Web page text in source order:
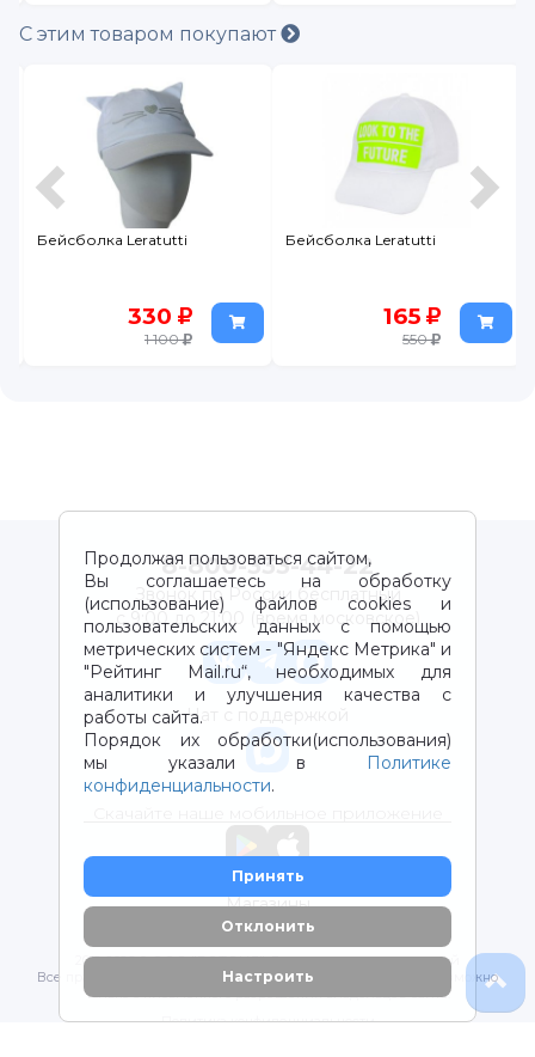
С этим товаром покупают
Бейсболка Leratutti
330
1 100
Бейсболка Leratutti
165
550
Продолжая пользоваться сайтом,
Вы соглашаетесь на обработку
(использование) файлов cookies и
пользовательских данных с помощью
метрических систем - "Яндекс Метрика" и
"Рейтинг Mail.ru“, необходимых для
аналитики и улучшения качества с
работы сайта.
Порядок их обработки(использования)
мы указали в
Политике
конфиденциальности.
Принять
Отклонить
Настроить
8-800-333-44-22
Звонок по России бесплатный
с 9:00 до 21:00 (время московское)
Чат с поддержкой
Магазины
2012-2026 © ООО "ВОТОНЯ". Детские товары с доставкой
Все права защищены. Любое использование материалов возможно
только с письменного разрешения владельцев сайта.
Политика конфиденциальности